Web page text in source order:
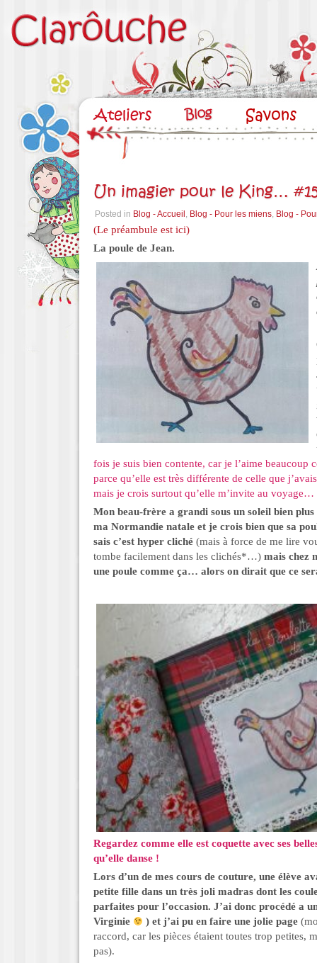
Un imagier pour le King…
Posted in Blog - Accueil , Blog - Pour les miens, Blog -
(Le préambule est ici)
La poule de Jean.
fois je suis bien contente, car je l’aime beaucoup
parce qu’elle est très différente de celle que
mais je crois surtout qu’elle m’invite au voyage…
Mon beau-frère a grandi sous un soleil bien plus
ma Normandie natale et je crois bien que sa
sais c’est hyper cliché (mais à force de me lire
tombe facilement dans les clichés*…) mais chez
une poule comme ça… alors on dirait que ce
Regardez comme elle est coquette avec ses
qu’elle danse !
Lors d’un de mes cours de couture, une élève
petite fille dans un très joli madras dont les
parfaites pour l’occasion. J’ai donc procédé a
Virginie
) et j’ai pu en faire une jolie page
raccord, car les pièces étaient toutes trop petites,
pas).